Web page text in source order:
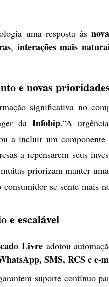
uma resposta às
, interações mais
e novas
da Infobip.“A
a incluir um
a repensarem seus
priorizam manter
se sente mais
e escalável
Livre adotou
SMS, RCS e e-
suporte contínuo